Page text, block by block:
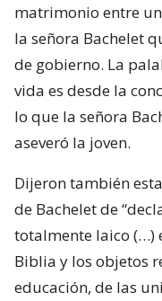
matrimonio entre
la señora Bachelet
de gobierno. La
vida es desde la
lo que la señora
aseveró la joven.
Dijeron también
de Bachelet de
totalmente laico (…)
Biblia y los objetos
educación, de las